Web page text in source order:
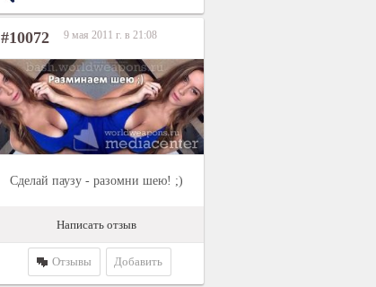
#10072 9 мая 2011 г. в 21:08
Сделай паузу - разомни шею! ;)
Написать отзыв
Отзывы Добавить